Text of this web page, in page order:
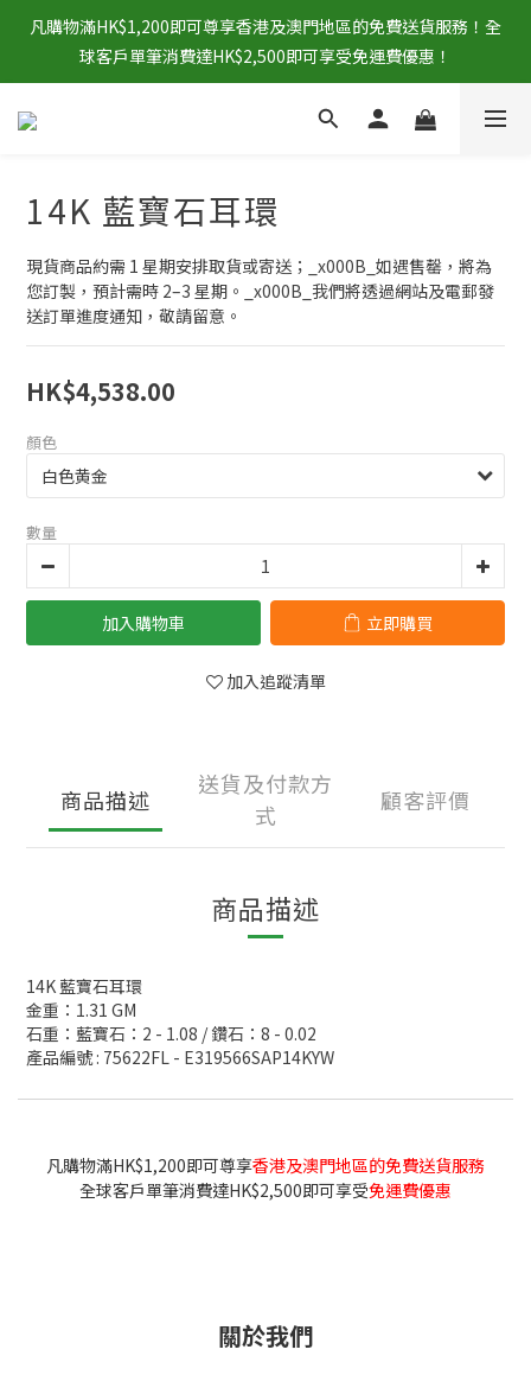
凡購物滿HK$1,200即可尊享香港及澳門地區的免費送貨服務！全
球客戶單筆消費達HK$2,500即可享受免運費優惠！
14K 藍寶石耳環
現貨商品約需 1 星期安排取貨或寄送；_x000B_如遇售罄，將為
您訂製，預計需時 2–3 星期。_x000B_我們將透過網站及電郵發
送訂單進度通知，敬請留意。
HK$4,538.00
顏色
數量
加入購物車 立即購買
加入追蹤清單
商品描述
送貨及付款方
式
顧客評價
商品描述
14K 藍寶石耳環
金重：1.31 GM
石重：藍寶石：2 - 1.08 / 鑽石：8 - 0.02
產品編號 : 75622FL - E319566SAP14KYW
凡購物滿HK$1,200即可尊享香港及澳門地區的免費送貨服務
全球客戶單筆消費達HK$2,500即可享受免運費優惠
關於我們